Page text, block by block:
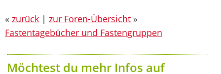
« zurück | zur Foren-Übersicht »
Fastentagebücher und Fastengruppen
Möchtest du mehr Infos auf